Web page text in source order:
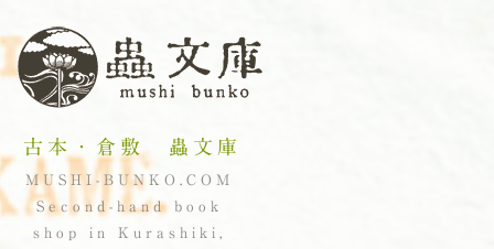
古本・倉敷 蟲文庫
MUSHI-BUNKO.COM
Second-hand book
shop in Kurashiki,